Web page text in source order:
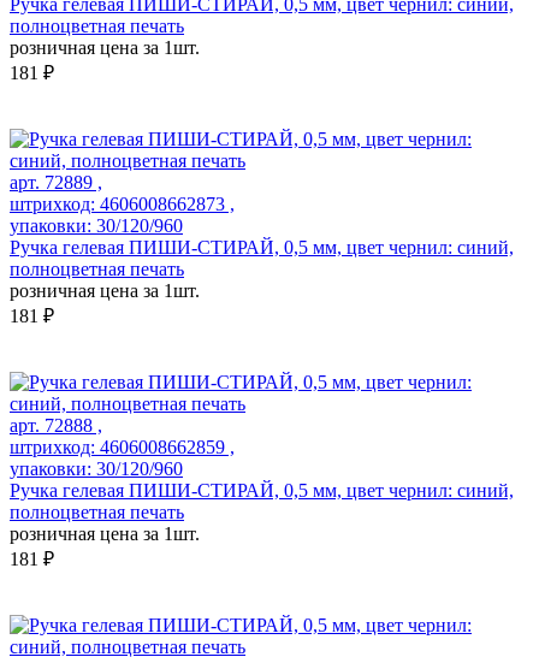
Ручка гелевая ПИШИ-СТИРАЙ, 0,5 мм, цвет чернил: синий,
полноцветная печать
розничная цена за 1шт.
181 ₽
арт. 72889 ,
штрихкод: 4606008662873 ,
упаковки: 30/120/960
Ручка гелевая ПИШИ-СТИРАЙ, 0,5 мм, цвет чернил: синий,
полноцветная печать
розничная цена за 1шт.
181 ₽
арт. 72888 ,
штрихкод: 4606008662859 ,
упаковки: 30/120/960
Ручка гелевая ПИШИ-СТИРАЙ, 0,5 мм, цвет чернил: синий,
полноцветная печать
розничная цена за 1шт.
181 ₽